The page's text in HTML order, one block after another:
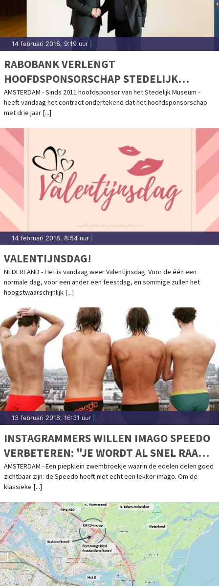
14 februari 2018, 9:19 uur
RABOBANK VERLENGT
HOOFDSPONSORSCHAP STEDELIJK
MUSEUM AMSTERDAM
AMSTERDAM - Sinds 2011 hoofdsponsor van het Stedelijk Museum -
heeft vandaag het contract ondertekend dat het hoofdsponsorschap
met drie jaar [...]
14 februari 2018, 8:54 uur
VALENTIJNSDAG!
NEDERLAND - Het is vandaag weer Valentijnsdag. Voor de één een
normale dag, voor een ander een feestdag, en sommige zullen het
hoogstwaarschijnlijk [...]
13 februari 2018, 16:31 uur
INSTAGRAMMERS WILLEN IMAGO SPEEDO
VERBETEREN: "JE WORDT AL SNEL RAAR
AANGEKEKEN"
AMSTERDAM - Een piepklein zwembroekje waarin de edelen delen goed
zichtbaar zijn: de Speedo heeft niet echt een lekker imago. Om de
klassieke [...]